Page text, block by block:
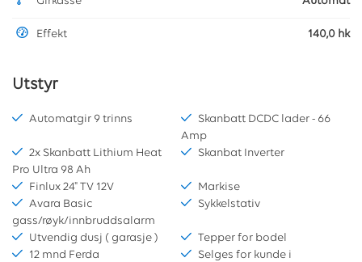
Effekt 140,0 hk
Utstyr
Automatgir 9 trinns
Skanbatt DCDC lader - 66
Amp
2x Skanbatt Lithium Heat
Pro Ultra 98 Ah
Skanbat Inverter
Finlux 24" TV 12V
Markise
Avara Basic
gass/røyk/innbruddsalarm
Sykkelstativ
Utvendig dusj ( garasje )
Tepper for bodel
12 mnd Ferda
Selges for kunde i